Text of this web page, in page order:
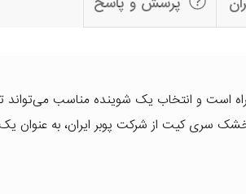
و انتخاب یک شوینده مناسب می‌تواند
سری کیت از شرکت پوبر ایران، به عنوان